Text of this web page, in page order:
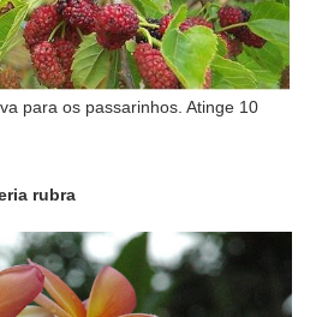
para os passarinhos. Atinge 10
rubra